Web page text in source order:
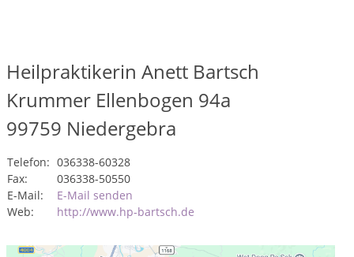
Heilpraktikerin Anett Bartsch
Krummer Ellenbogen 94a
99759 Niedergebra
Telefon: 036338-60328
Fax:
036338-50550
E-Mail:
E-Mail senden
Web:
http://www.hp-bartsch.de